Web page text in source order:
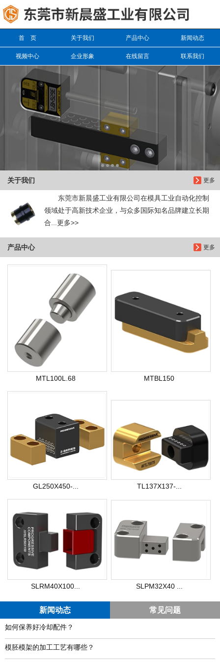
首 页 关于我们 产品中心 新闻动态
视频中心 企业形象 在线留言 联系我们
更多
关于我们
东莞市新晨盛工业有限公司在模具工业自动化控制
领域处于高新技术企业，与众多国际知名品牌建立长期
合...更多>>
更多
产品中心
MTL100L.68 MTBL150
GL250X450-... TL137X137-...
SLRM40X100... SLPM32X40 ...
新闻动态 常见问题
如何保养好冷却配件？
模胚模架的加工工艺有哪些？
信息搜索
搜索